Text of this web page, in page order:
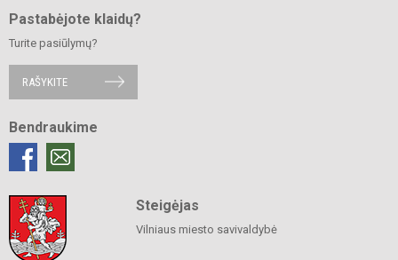
Pastabėjote klaidų?
Turite pasiūlymų?
RAŠYKITE
Bendraukime
Steigėjas
Vilniaus miesto savivaldybė